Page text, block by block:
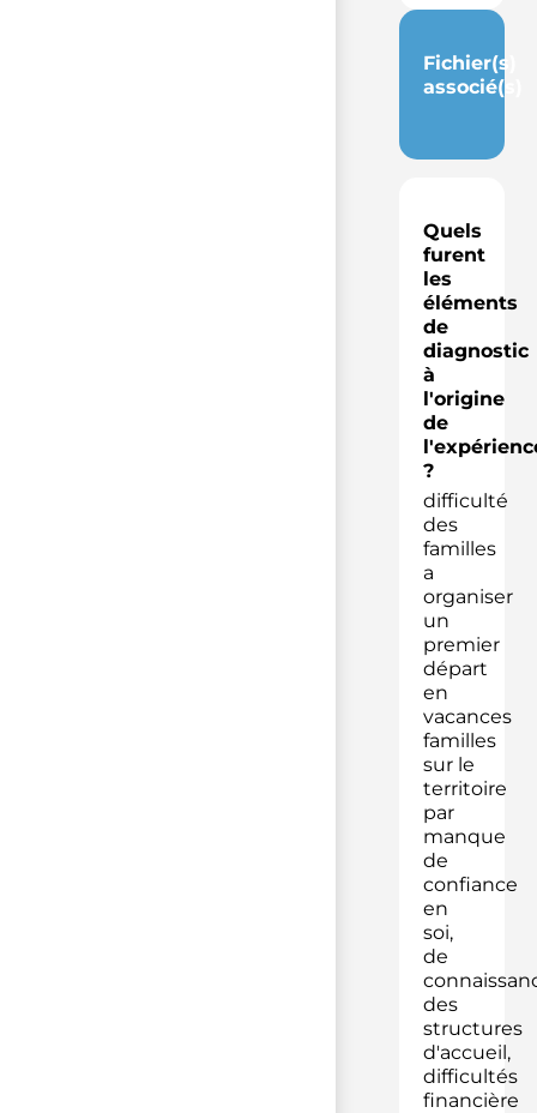
Fichier(s)
associé(s)
Quels
furent
les
éléments
de
diagnostic
à
l'origine
de
?
difficulté
des
familles
a
organiser
un
premier
départ
en
vacances
familles
sur le
territoire
par
manque
de
confiance
en
soi,
de
des
structures
d'accueil,
difficultés
financière